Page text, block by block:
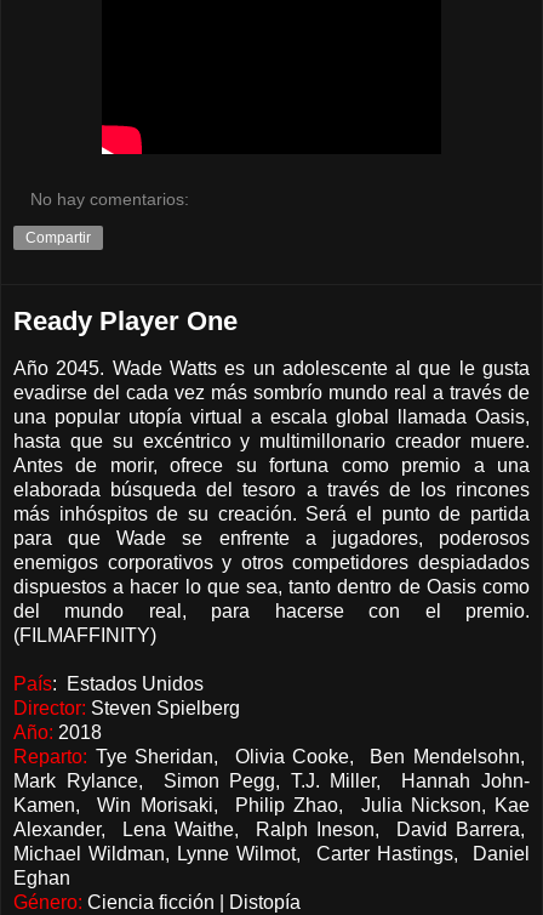
No hay comentarios:
Compartir
Ready Player One
Año 2045. Wade Watts es un adolescente al que le gusta
evadirse del cada vez más sombrío mundo real a través de
una popular utopía virtual a escala global llamada Oasis,
hasta que su excéntrico y multimillonario creador muere.
Antes de morir, ofrece su fortuna como premio a una
elaborada búsqueda del tesoro a través de los rincones
más inhóspitos de su creación. Será el punto de partida
para que Wade se enfrente a jugadores, poderosos
enemigos corporativos y otros competidores despiadados
dispuestos a hacer lo que sea, tanto dentro de Oasis como
del mundo real, para hacerse con el premio.
(FILMAFFINITY)
País: Estados Unidos
Director: Steven Spielberg
Año: 2018
Reparto: Tye Sheridan, Olivia Cooke, Ben Mendelsohn,
Mark Rylance, Simon Pegg, T.J. Miller, Hannah John-
Kamen, Win Morisaki, Philip Zhao, Julia Nickson, Kae
Alexander, Lena Waithe, Ralph Ineson, David Barrera,
Michael Wildman, Lynne Wilmot, Carter Hastings, Daniel
Eghan
Género: Ciencia ficción | Distopía